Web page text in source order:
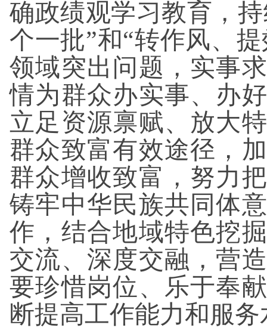
确政绩观学习教育，
个一批”和“转作风、
领域突出问题，实事
情为群众办实事、办
立足资源禀赋、放大
群众致富有效途径，
群众增收致富，努力
铸牢中华民族共同体
作，结合地域特色挖
交流、深度交融，营
要珍惜岗位、乐于奉
断提高工作能力和服